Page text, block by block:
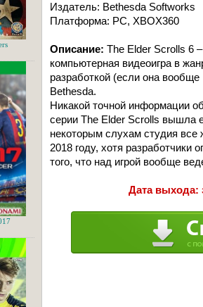
Издатель: Bethesda Softworks
Платформа: РС, XBOX360
Описание: The Elder Scrolls 6
компьютерная видеоигра в
разработкой (если она
Bethesda.
Никакой точной информации
серии The Elder Scrolls вышла
некоторым слухам студия все
2018 году, хотя разработчики
того, что над игрой вообще
Дата выхода: